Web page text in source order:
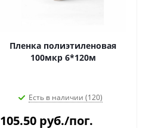
Пленка полиэтиленовая
100мкр 6*120м
Есть в наличии (120)
105.50 руб./пог.